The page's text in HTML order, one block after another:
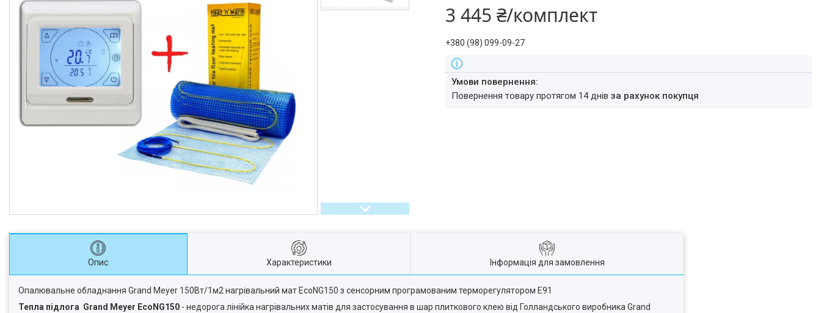
3 445 ₴/комплект
+380 (98) 099-09-27
повернення товару протягом 14 днівза рахунок покупця
Опис Характеристики Інформація для замовлення
Опалювальне обладнання Grand Meyer 150Вт/1м2 нагрівальний мат EcoNG150 з сенсорним програмованим терморегулятором E91
Тепла підлога Grand Meyer EcoNG150 - недорога лінійка нагрівальних матів для застосування в шар плиткового клею від Голландського виробника Grand